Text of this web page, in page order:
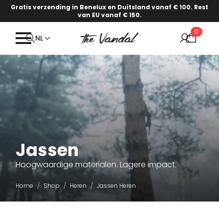
Gratis verzending in Benelux en Duitsland vanaf € 100. Rest
van EU vanaf € 150.
NL
0
Jassen
Hoogwaardige materialen. Lagere impact.
Home Shop Heren Jassen Heren